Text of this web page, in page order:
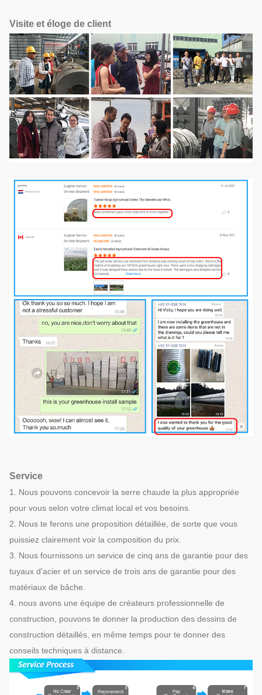
Visite et éloge de client
Service
1. Nous pouvons concevoir la serre chaude la plus appropriée
pour vous selon votre climat local et vos besoins.
2. Nous te ferons une proposition détaillée, de sorte que vous
puissiez clairement voir la composition du prix.
3. Nous fournissons un service de cinq ans de garantie pour des
tuyaux d'acier et un service de trois ans de garantie pour des
matériaux de bâche.
4. nous avons une équipe de créateurs professionnelle de
construction, pouvons te donner la production des dessins de
construction détaillés, en même temps pour te donner des
conseils techniques à distance.